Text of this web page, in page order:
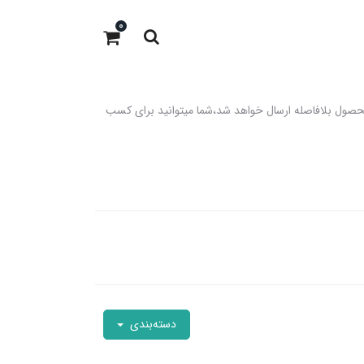
صورت موجود بودن در انبار محصول بلافاصله ارسال خواهد شد،شما میتوانید برای کسب
0
دسته‌بندی